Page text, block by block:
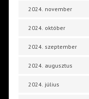
2024. november
2024. október
2024. szeptember
2024. augusztus
2024. július